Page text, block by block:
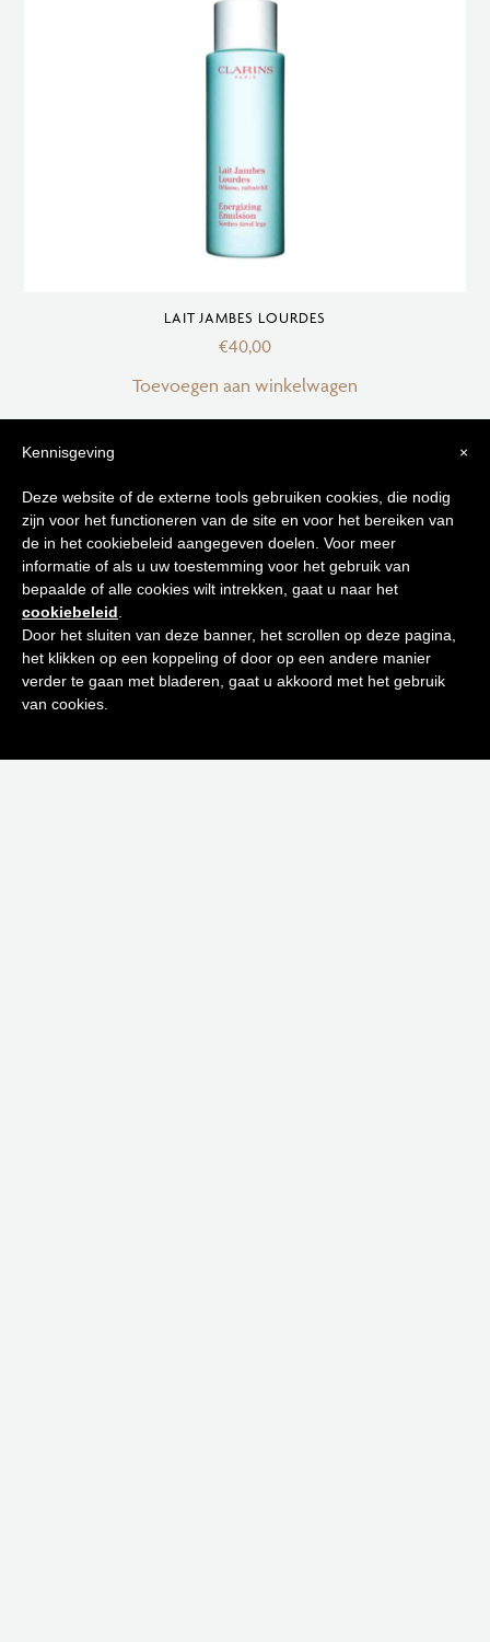
LAIT JAMBES LOURDES
€40,00
Toevoegen aan winkelwagen
Tips voor
een stralende huid
Schrijf je in op onze nieuwsbrief en
ontvang de beste tips en promoties
Inschrijven
×
Kennisgeving
Deze website of de externe tools gebruiken cookies, die nodig
zijn voor het functioneren van de site en voor het bereiken van
de in het cookiebeleid aangegeven doelen. Voor meer
informatie of als u uw toestemming voor het gebruik van
bepaalde of alle cookies wilt intrekken, gaat u naar het
cookiebeleid
Door het sluiten van deze banner, het scrollen op deze pagina,
het klikken op een koppeling of door op een andere manier
verder te gaan met bladeren, gaat u akkoord met het gebruik
van cookies.